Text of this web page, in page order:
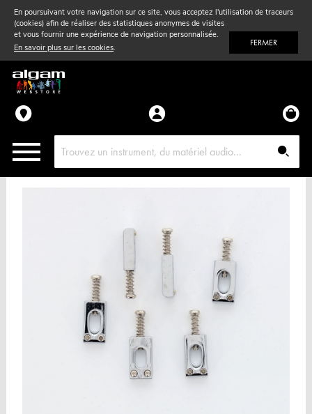
En poursuivant votre navigation sur ce site, vous acceptez l'utilisation de traceurs
(cookies) afin de réaliser des statistiques anonymes de visites
et vous fournir une expérience de navigation personnalisée.
En savoir plus sur les cookies. FERMER
Vent& Violon
Accessoires
Pièces détachées